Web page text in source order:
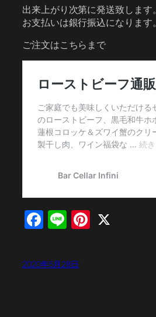
出来上がり次第に発送致します。
お支払いは銀行振込になります。
ご注文はこちらまで
Facebook
LinePinterest
2020年5月28日